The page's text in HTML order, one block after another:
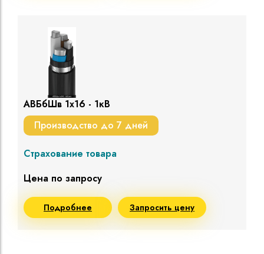
АВБбШв 1х16 - 1кВ
Производство до 7 дней
Страхование товара
Цена по запросу
Подробнее Запросить цену